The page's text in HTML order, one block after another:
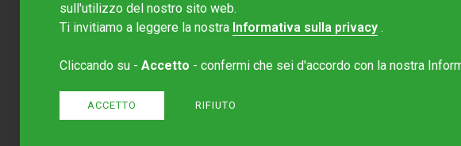
Redazione Mattinonline
sull'utilizzo del nostro sito web.
Ti invitiamo a leggere la nostra Informativa sulla privacy .
Cliccando su - Accetto - confermi che sei d'accordo con la nostra
ACCETTO RIFIUTO